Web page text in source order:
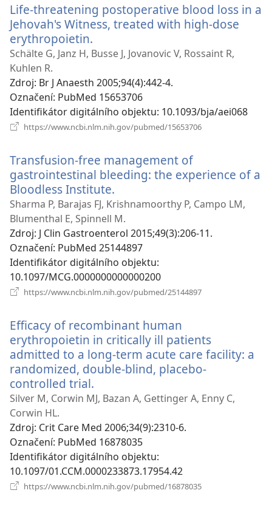
Life-threatening postoperative blood loss in a
Jehovah's Witness, treated with high-dose
erythropoietin.
nové
Schälte G, Janz H, Busse J, Jovanovic V, Rossaint R,
Kuhlen R.
Zdroj‎: Br J Anaesth 2005;94(4):442-4.
Označení‎: PubMed 15653706
Identifikátor digitálního objektu‎: 10.1093/bja/aei068
https://www.ncbi.nlm.nih.gov/pubmed/15653706
Transfusion-free management of
gastrointestinal bleeding: the experience of a
Bloodless Institute.
nové
okno)
Sharma P, Barajas FJ, Krishnamoorthy P, Campo LM,
Blumenthal E, Spinnell M.
Zdroj‎: J Clin Gastroenterol 2015;49(3):206-11.
Označení‎: PubMed 25144897
Identifikátor digitálního objektu‎:
10.1097/MCG.0000000000000200
https://www.ncbi.nlm.nih.gov/pubmed/25144897
Efficacy of recombinant human
erythropoietin in critically ill patients
admitted to a long-term acute care facility: a
randomized, double-blind, placebo-
controlled trial.
nové
Silver M, Corwin MJ, Bazan A, Gettinger A, Enny C,
Corwin HL.
Zdroj‎: Crit Care Med 2006;34(9):2310-6.
Označení‎: PubMed 16878035
Identifikátor digitálního objektu‎:
10.1097/01.CCM.0000233873.17954.42
https://www.ncbi.nlm.nih.gov/pubmed/16878035